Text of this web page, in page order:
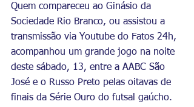
Quem compareceu ao Ginásio da
Sociedade Rio Branco, ou assistou a
transmissão via Youtube do Fatos 24h,
acompanhou um grande jogo na noite
deste sábado, 13, entre a AABC São
José e o Russo Preto pelas oitavas de
finais da Série Ouro do futsal gaúcho.